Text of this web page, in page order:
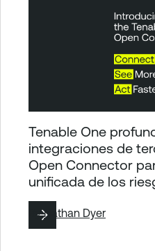
Tenable One
integraciones de
Open Connector
unificada de los
ByNathan Dyer